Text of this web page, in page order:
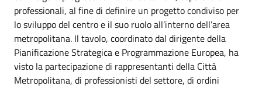
professionali, al fine di definire un progetto condiviso per
lo sviluppo del centro e il suo ruolo all’interno dell’area
metropolitana. Il tavolo, coordinato dal dirigente della
Pianificazione Strategica e Programmazione Europea, ha
visto la partecipazione di rappresentanti della Città
Metropolitana, di professionisti del settore, di ordini